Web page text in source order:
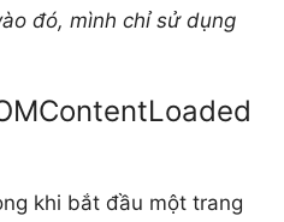
đó, mình chỉ sử dụng
khi bắt đầu một trang